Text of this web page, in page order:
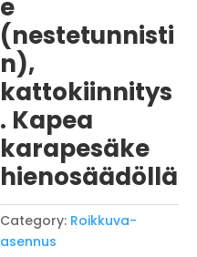
e
(nestetunnisti
n),
kattokiinnitys
. Kapea
karapesäke
hienosäädöllä
Category: Roikkuva-
asennus